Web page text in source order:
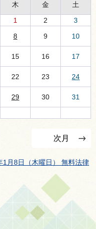
木 金
土
1
2
3
8 9 10
15 16 17
22 23 24
29 30 31
次月
月8日（木曜日） 無料法律